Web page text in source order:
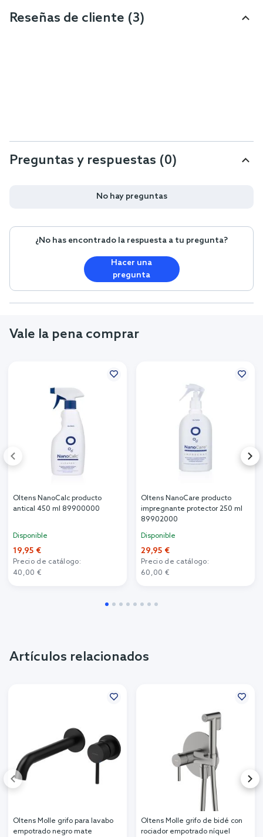
Reseñas de cliente (3)
Preguntas y respuestas (0)
No hay preguntas
¿No has encontrado la respuesta a tu pregunta?
Hacer una
pregunta
Vale la pena comprar
Oltens NanoCalc producto
antical 450 ml 89900000
Disponible
19,95 €
Precio de catálogo:
40,00 €
Oltens NanoCare producto
impregnante protector 250 ml
89902000
Disponible
29,95 €
Precio de catálogo:
60,00 €
Artículos relacionados
Oltens Molle grifo para lavabo
empotrado negro mate
Oltens Molle grifo de bidé con
rociador empotrado níquel